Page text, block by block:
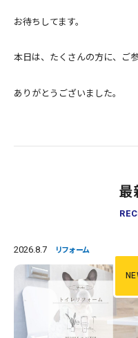
お待ちしてます。
本日は、たくさんの方に、ご
ありがとうございました。
最
2026.8.7 リフォーム